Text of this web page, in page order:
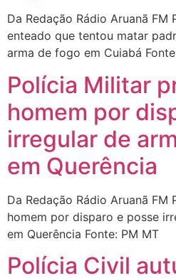
Da Redação Rádio Aruanã FM
enteado que tentou matar
arma de fogo em Cuiabá
Polícia Militar
homem por
irregular de
em Querência
Da Redação Rádio Aruanã
homem por disparo e posse
em Querência Fonte: PM MT
Polícia Civil